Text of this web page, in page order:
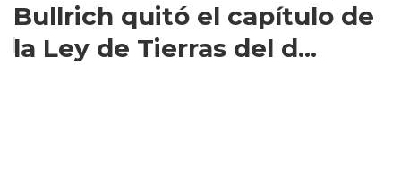
Bullrich quitó el capítulo de
la Ley de Tierras del d...